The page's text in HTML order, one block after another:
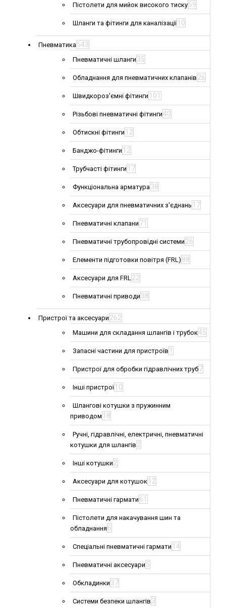
Пістолети для мийок високого тиску59
Шланги та фітинги для каналізації 10
Пневматика543
Пневматичні шланги 35
Обладнання для пневматичних клапанів 26
Швидкороз'ємні фітинги 101
Різьбові пневматичні фітинги40
Обтискні фітинги 12
Банджо-фітинги 12
Трубчасті фітинги 17
Функціональна арматура38
Аксесуари для пневматичних з'єднань 17
Пневматичні клапани 71
Пневматичні трубопровідні системи 26
Елементи підготовки повітря (FRL) 88
Аксесуари для FRL22
Пневматичні приводи 38
Пристрої та аксесуари 262
Машини для складання шлангів і трубок45
Запасні частини для пристроїв 1
Пристрої для обробки гідравлічних труб7
Інші пристрої 10
Шлангові котушки з пружинним
приводом 18
Ручні, гідравлічні, електричні, пневматичні
котушки для шлангів 2
Інші котушки 2
Аксесуари для котушок 12
Пневматичні гармати 61
Пістолети для накачування шин та
обладнання 6
Спеціальні пневматичні гармати 14
Пневматичні аксесуари 5
Обкладинки 37
Системи безпеки шлангів 3